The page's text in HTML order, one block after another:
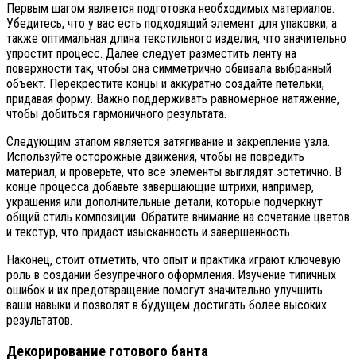
Первым шагом является подготовка необходимых материалов.
Убедитесь, что у вас есть подходящий элемент для упаковки, а
также оптимальная длина текстильного изделия, что значительно
упростит процесс. Далее следует разместить ленту на
поверхности так, чтобы она симметрично обвивала выбранный
объект. Перекрестите концы и аккуратно создайте петельки,
придавая форму. Важно поддерживать равномерное натяжение,
чтобы добиться гармоничного результата.
Следующим этапом является затягивание и закрепление узла.
Используйте осторожные движения, чтобы не повредить
материал, и проверьте, что все элементы выглядят эстетично. В
конце процесса добавьте завершающие штрихи, например,
украшения или дополнительные детали, которые подчеркнут
общий стиль композиции. Обратите внимание на сочетание цветов
и текстур, что придаст изысканность и завершенность.
Наконец, стоит отметить, что опыт и практика играют ключевую
роль в создании безупречного оформления. Изучение типичных
ошибок и их предотвращение помогут значительно улучшить
ваши навыки и позволят в будущем достигать более высоких
результатов.
Декорирование готового банта